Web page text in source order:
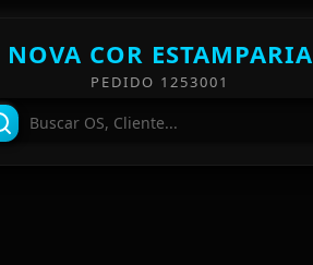
NOVA COR ESTAMPARIA
PEDIDO 1253001